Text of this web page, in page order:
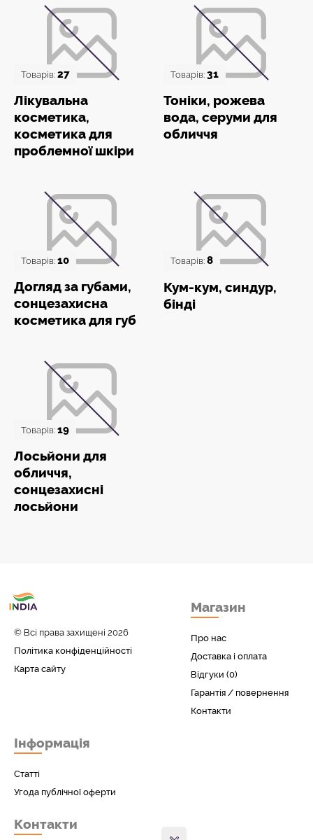
Товарів: 27
Лікувальна
косметика,
косметика для
проблемної шкіри
Товарів: 31
Тоніки, рожева
вода, серуми для
обличчя
Товарів: 10
Догляд за губами,
сонцезахисна
косметика для губ
Товарів: 8
Кум-кум, синдур,
бінді
Товарів: 19
Лосьйони для
обличчя,
сонцезахисні
лосьйони
© Всі права захищені 2026
Політика конфіденційності
Карта сайту
Магазин
Про нас
Доставка і оплата
Відгуки (0)
Гарантія / повернення
Контакти
Інформація
Статті
Угода публічної оферти
Контакти